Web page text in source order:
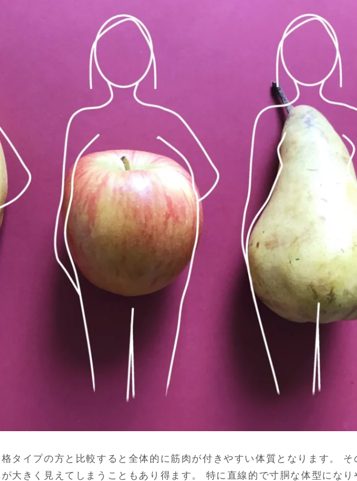
タイプの方と比較すると全体的に筋肉が付きやすい体質となります。 そ
大きく見えてしまうこともあり得ます。 特に直線的で寸胴な体型になり